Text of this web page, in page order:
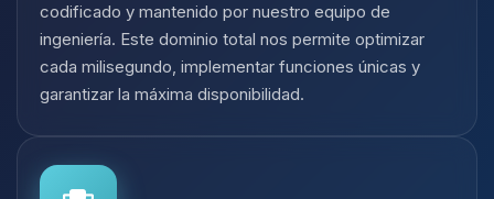
codificado y mantenido por nuestro equipo de
ingeniería. Este dominio total nos permite optimizar
cada milisegundo, implementar funciones únicas y
garantizar la máxima disponibilidad.